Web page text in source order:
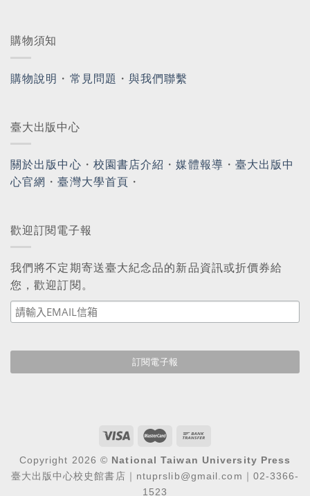
購物須知
購物說明 ・ 常見問題 ・與我們聯繫
臺大出版中心
關於出版中心 ・ 校園書店介紹 ・媒體報導 ・ 臺大出版中
心官網 ・臺灣大學首頁 ・
歡迎訂閱電子報
我們將不定期寄送臺大紀念品的新品資訊或折價券給
您，歡迎訂閱。
Copyright 2026 © National Taiwan University Press
臺大出版中心校史館書店｜ntuprslib@gmail.com｜02-3366-
1523